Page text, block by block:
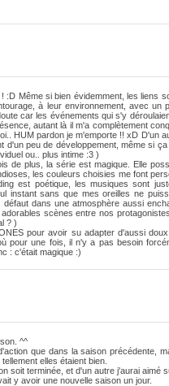
:D Même si bien évidemment, les liens
à leur environnement, avec
car les événements qui s'y
autant là il m'a complètement
HUM pardon je m'emporte !! xD D'un
d'un peu de développement, même si
ou.. plus intime :3 )
de plus, la série est magique. Elle
les couleurs choisies me font
est poétique, les musiques sont
instant sans que mes oreilles ne
dans une atmosphère aussi
scènes entre nos
? )
pour avoir su adapter d'aussi
pour une fois, il n'y a pas besoin
: c'était magique :)
^^
que dans la saison précédente,
elles étaient bien.
soit terminée, et d'un autre j'aurai
y avoir une nouvelle saison un jour.